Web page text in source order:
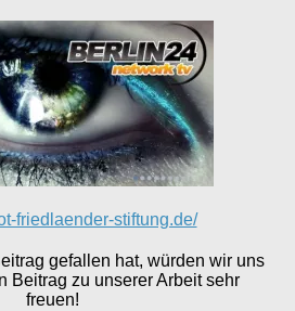
friedlaender-stiftung.de/
gefallen hat, würden wir uns
Beitrag zu unserer Arbeit sehr
freuen!